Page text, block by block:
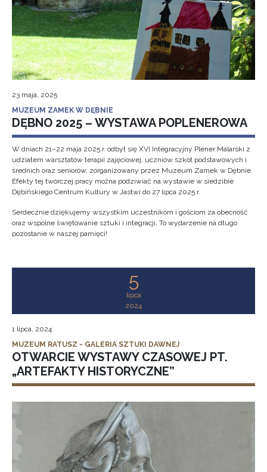
23 maja, 2025
MUZEUM ZAMEK W DĘBNIE
DĘBNO 2025 – WYSTAWA POPLENEROWA
W dniach 21–22 maja 2025 r. odbył się XVI Integracyjny Plener Malarski z
udziałem warsztatów terapii zajęciowej, uczniów szkół podstawowych i
średnich oraz seniorów, zorganizowany przez Muzeum Zamek w Dębnie.
Efekty tej twórczej pracy można podziwiać na wystawie w siedzibie
Dębińskiego Centrum Kultury w Jastwi do 27 lipca 2025 r.
Serdecznie dziękujemy wszystkim uczestnikom i gościom za obecność
oraz wspólne świętowanie sztuki i integracji. To wydarzenie na długo
pozostanie w naszej pamięci!
5
lipca
2024
1 lipca, 2024
MUZEUM RATUSZ - GALERIA SZTUKI DAWNEJ
OTWARCIE WYSTAWY CZASOWEJ PT.
„ARTEFAKTY HISTORYCZNE”